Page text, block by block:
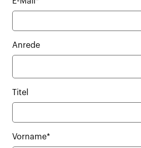
Anrede
Titel
Vorname*